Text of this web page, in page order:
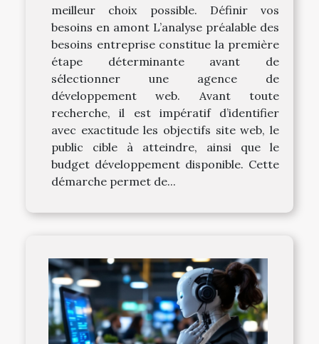
meilleur choix possible. Définir vos
besoins en amont L’analyse préalable des
besoins entreprise constitue la première
étape déterminante avant de
sélectionner une agence de
développement web. Avant toute
recherche, il est impératif d’identifier
avec exactitude les objectifs site web, le
public cible à atteindre, ainsi que le
budget développement disponible. Cette
démarche permet de...